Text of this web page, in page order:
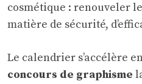
cosmétique : renouveler
matière de sécurité,
Le calendrier s’accélère
concours de graphisme